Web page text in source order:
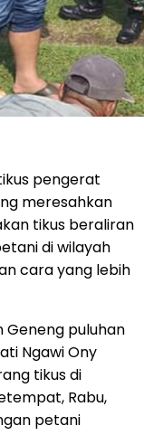
pengerat
meresahkan
tikus beraliran
di wilayah
cara yang lebih
Geneng puluhan
Ngawi Ony
tikus di
Rabu,
petani